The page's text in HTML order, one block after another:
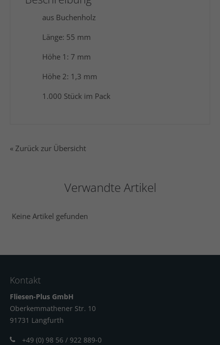
aus Buchenholz
Länge: 55 mm
Höhe 1: 7 mm
Höhe 2: 1,3 mm
1.000 Stück im Pack
« Zurück zur Übersicht
Verwandte Artikel
Keine Artikel gefunden
Kontakt
Fliesen-Plus GmbH
Oberkemmathener Str. 10
91731 Langfurth
+49 (0) 98 56 / 922 889-0